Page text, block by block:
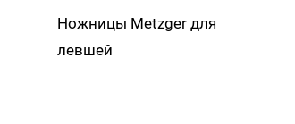
Ножницы Metzger для
левшей